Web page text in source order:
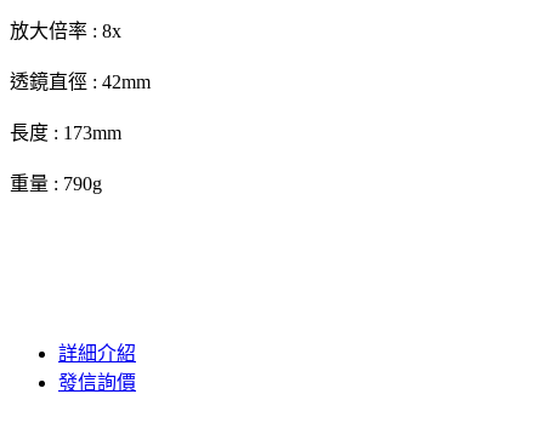
放大倍率 : 8x
透鏡直徑 : 42mm
長度 : 173mm
重量 : 790g
詳細介紹
發信詢價